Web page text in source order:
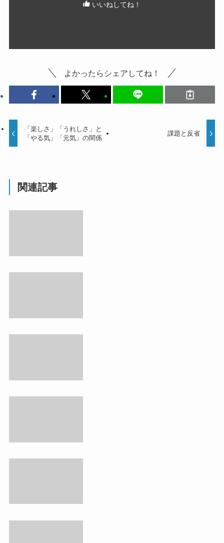
いいねしてね！
よかったらシェアしてね！
「楽しさ」「うれしさ」と
「やる気」「元気」の関係
課題と反省
関連記事